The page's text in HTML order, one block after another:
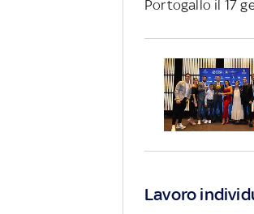
Portogallo il 17
Lavoro